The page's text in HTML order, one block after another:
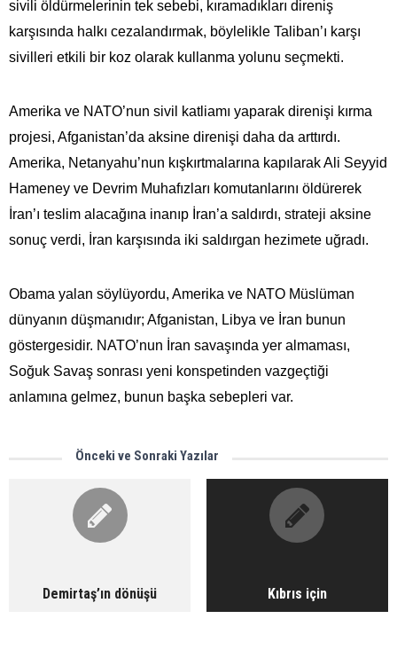
sivili öldürmelerinin tek sebebi, kıramadıkları direniş
karşısında halkı cezalandırmak, böylelikle Taliban’ı karşı
sivilleri etkili bir koz olarak kullanma yolunu seçmekti.
Amerika ve NATO’nun sivil katliamı yaparak direnişi kırma
projesi, Afganistan’da aksine direnişi daha da arttırdı.
Amerika, Netanyahu’nun kışkırtmalarına kapılarak Ali Seyyid
Hameney ve Devrim Muhafızları komutanlarını öldürerek
İran’ı teslim alacağına inanıp İran’a saldırdı, strateji aksine
sonuç verdi, İran karşısında iki saldırgan hezimete uğradı.
Obama yalan söylüyordu, Amerika ve NATO Müslüman
dünyanın düşmanıdır; Afganistan, Libya ve İran bunun
göstergesidir. NATO’nun İran savaşında yer almaması,
Soğuk Savaş sonrası yeni konspetinden vazgeçtiği
anlamına gelmez, bunun başka sebepleri var.
Önceki ve Sonraki Yazılar
Demirtaş’ın dönüşü Kıbrıs için